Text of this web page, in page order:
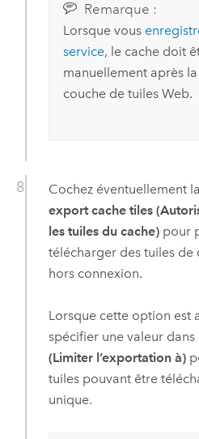
Remarque :
Lorsque vous
service, le cache doit
manuellement après
couche de tuiles Web.
Cochez éventuellement
export cache tiles
les tuiles du cache)pour
télécharger des tuiles de
hors connexion.
Lorsque cette option est
spécifier une valeur dans
(Limiter l’exportation à)
tuiles pouvant être
unique.